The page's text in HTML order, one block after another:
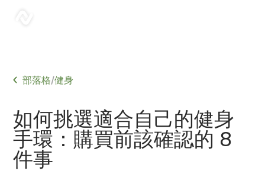
部落格/健身
如何挑選適合自己的健身
手環：購買前該確認的 8
件事